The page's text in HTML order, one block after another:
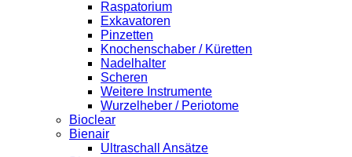
Raspatorium
Exkavatoren
Pinzetten
Knochenschaber / Küretten
Nadelhalter
Scheren
Weitere Instrumente
Wurzelheber / Periotome
Bioclear
Bienair
Ultraschall Ansätze